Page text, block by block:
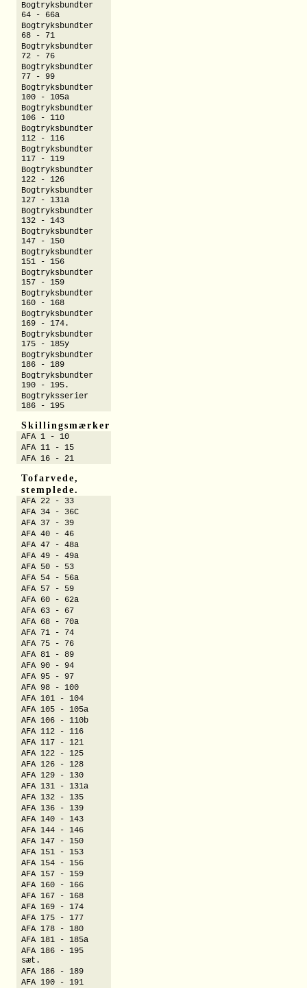
Bogtryksbundter
64 - 66a
Bogtryksbundter
68 - 71
Bogtryksbundter
72 - 76
Bogtryksbundter
77 - 99
Bogtryksbundter
100 - 105a
Bogtryksbundter
106 - 110
Bogtryksbundter
112 - 116
Bogtryksbundter
117 - 119
Bogtryksbundter
122 - 126
Bogtryksbundter
127 - 131a
Bogtryksbundter
132 - 143
Bogtryksbundter
147 - 150
Bogtryksbundter
151 - 156
Bogtryksbundter
157 - 159
Bogtryksbundter
160 - 168
Bogtryksbundter
169 - 174.
Bogtryksbundter
175 - 185y
Bogtryksbundter
186 - 189
Bogtryksbundter
190 - 195.
Bogtryksserier
186 - 195
Skillingsmærker
AFA 1 - 10
AFA 11 - 15
AFA 16 - 21
Tofarvede,
stemplede.
AFA 22 - 33
AFA 34 - 36C
AFA 37 - 39
AFA 40 - 46
AFA 47 - 48a
AFA 49 - 49a
AFA 50 - 53
AFA 54 - 56a
AFA 57 - 59
AFA 60 - 62a
AFA 63 - 67
AFA 68 - 70a
AFA 71 - 74
AFA 75 - 76
AFA 81 - 89
AFA 90 - 94
AFA 95 - 97
AFA 98 - 100
AFA 101 - 104
AFA 105 - 105a
AFA 106 - 110b
AFA 112 - 116
AFA 117 - 121
AFA 122 - 125
AFA 126 - 128
AFA 129 - 130
AFA 131 - 131a
AFA 132 - 135
AFA 136 - 139
AFA 140 - 143
AFA 144 - 146
AFA 147 - 150
AFA 151 - 153
AFA 154 - 156
AFA 157 - 159
AFA 160 - 166
AFA 167 - 168
AFA 169 - 174
AFA 175 - 177
AFA 178 - 180
AFA 181 - 185a
AFA 186 - 195
sæt.
AFA 186 - 189
AFA 190 - 191